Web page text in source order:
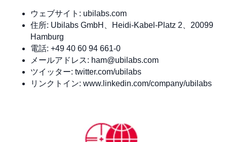
ウェブサイト: ubilabs.com
住所: Ubilabs GmbH、Heidi-Kabel-Platz 2、20099
Hamburg
電話: +49 40 60 94 661-0
メールアドレス: ham@ubilabs.com
ツイッター: twitter.com/ubilabs
リンクトイン: www.linkedin.com/company/ubilabs